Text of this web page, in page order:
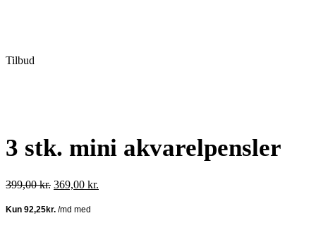
Tilbud
3 stk. mini akvarelpensler
399,00kr. Den
pris
369,00 kr.